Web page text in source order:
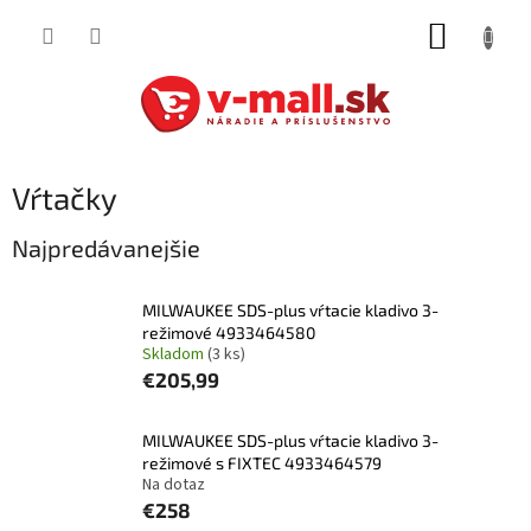
Vŕtačky
Najpredávanejšie
MILWAUKEE SDS-plus vŕtacie kladivo 3-
režimové 4933464580
Skladom (3 ks)
€205,99
MILWAUKEE SDS-plus vŕtacie kladivo 3-
režimové s FIXTEC 4933464579
Na dotaz
€258